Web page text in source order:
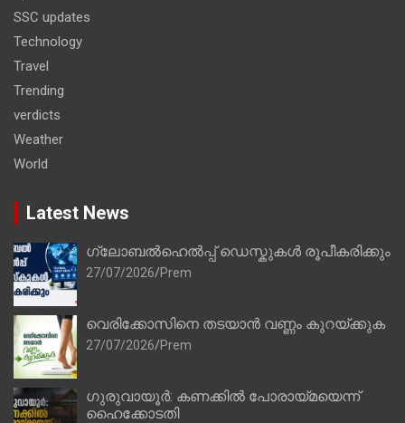
SSC updates
Technology
Travel
Trending
verdicts
Weather
World
Latest News
ഗ്ലോബൽഹെൽപ്പ് ഡെസ്കുകൾ രൂപീകരിക്കും
27/07/2026 Prem
വെരിക്കോസിനെ തടയാൻ വണ്ണം കുറയ്ക്കുക
27/07/2026 Prem
ഗുരുവായൂർ: കണക്കിൽ പോരായ്മയെന്ന്
ഹൈക്കോടതി